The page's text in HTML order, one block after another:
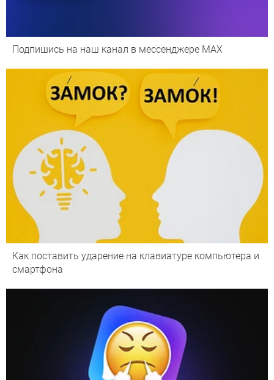
Подпишись на наш канал в мессенджере МАХ
Как поставить ударение на клавиатуре компьютера и
смартфона